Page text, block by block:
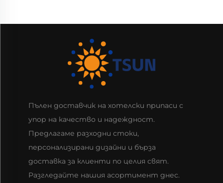
Пълен доставчик на хотелски припаси с
упор на качество и надеждност.
Предлагаме разходни стоки,
персонализирани дизайни и бърза
доставка за клиенти по целия свят.
Разгледайте нашия асортимент днес.